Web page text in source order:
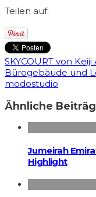
Teilen auf:
SKYCOURT von
Bürogebäude und
modostudio
Ähnliche
Jumeirah
Highlight